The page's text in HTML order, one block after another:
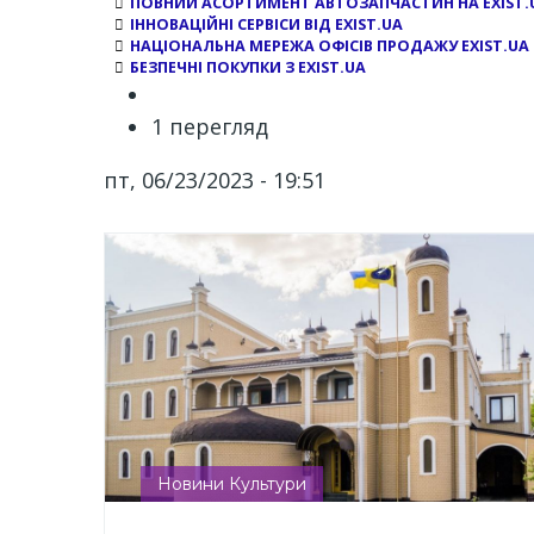
ІННОВАЦІЙНІ СЕРВІСИ ВІД EXIST.UA
НАЦІОНАЛЬНА МЕРЕЖА ОФІСІВ ПРОДАЖУ EXIST.UA
БЕЗПЕЧНІ ПОКУПКИ З EXIST.UA
1 перегляд
пт, 06/23/2023 - 19:51
Новини Культури